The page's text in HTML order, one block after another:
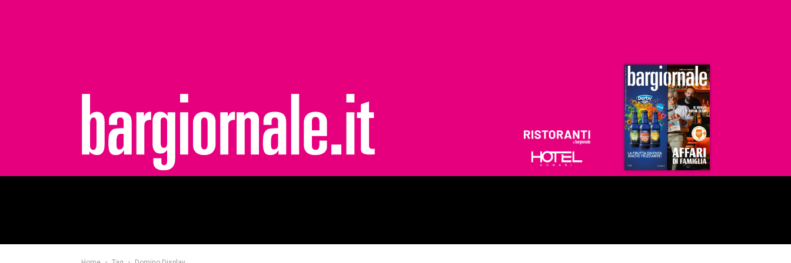
Ristoranti
Hoteldomani